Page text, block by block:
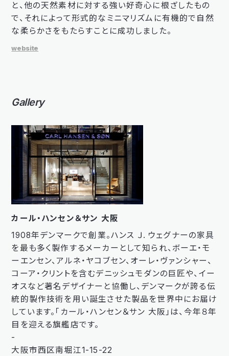
と、他の天然素材に対する強い好奇心に根ざしたもの
で、それによって形式的なミニマリズムに有機的で自然
な柔らかさをもたらすことに成功しました。
website
Gallery
カール・ハンセン＆サン 大阪
1908年デンマークで創業。ハンス Ｊ. ウェグナーの家具
を最も多く製作するメーカーとして知られ、ボーエ・モ
ーエンセン、アルネ・ヤコブセン、オーレ・ヴァンシャー、
コーア・クリントを含むデニッシュモダンの巨匠や、イー
オスなど著名デザイナーと協働し、デンマークが誇る伝
統的製作技術を用い誕生させた製品を世界中にお届け
しています。「カール・ハンセン＆サン 大阪」は、今年８年
目を迎える旗艦店です。
-
大阪市西区南堀江1-15-22